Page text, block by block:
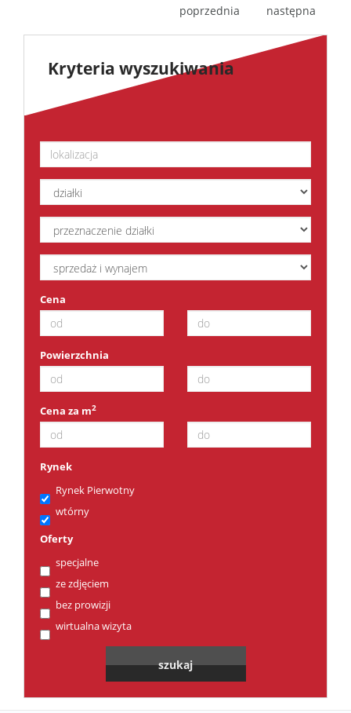
poprzednia następna
Kryteria wyszukiwania
Cena
Powierzchnia
Cena za m2
Rynek
Rynek Pierwotny
wtórny
Oferty
specjalne
ze zdjęciem
bez prowizji
wirtualna wizyta